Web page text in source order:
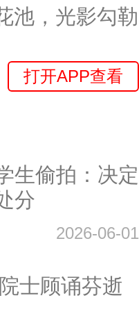
池，光影勾勒
打开APP查看
生偷拍：决定
分
2026-06-01
士顾诵芬逝